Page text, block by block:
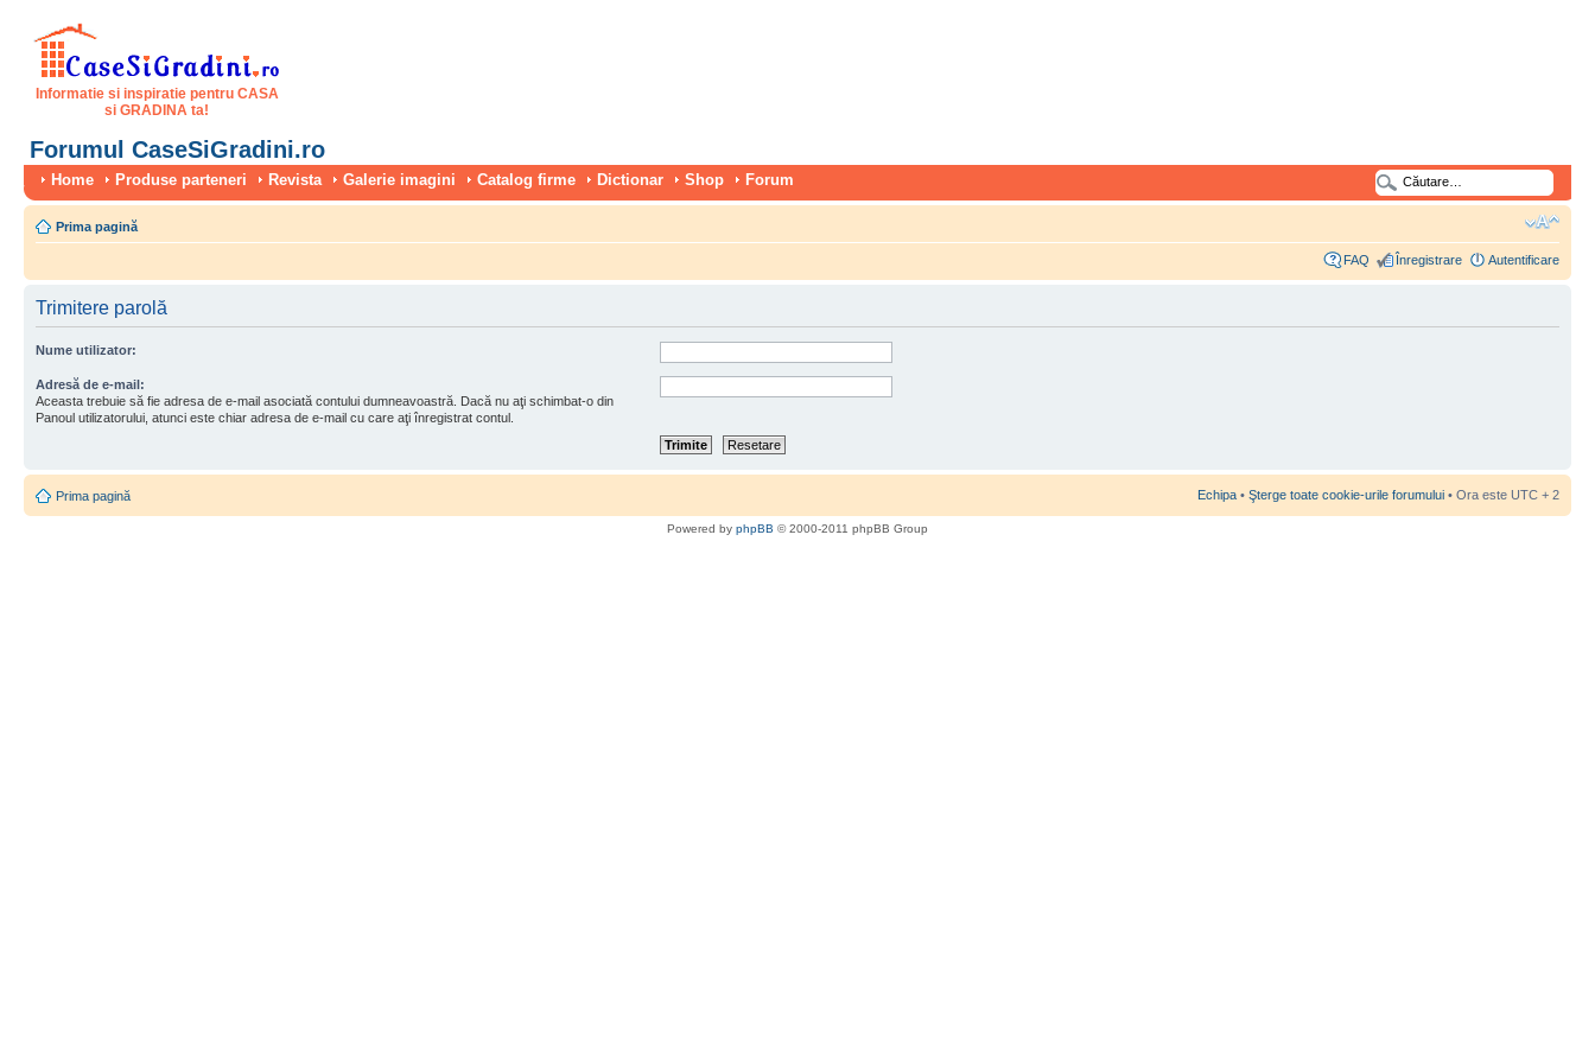
Informatie si inspiratie pentru CASA
si GRADINA ta!
Forumul CaseSiGradini.ro
Home Produse parteneri Revista Galerie imagini Catalog firme Dictionar Shop Forum
Prima pagină
FAQ Înregistrare Autentificare
Trimitere parolă
Nume utilizator:
Adresă de e-mail:
Aceasta trebuie să fie adresa de e-mail asociată contului dumneavoastră. Dacă nu aţi schimbat-o din
Panoul utilizatorului, atunci este chiar adresa de e-mail cu care aţi înregistrat contul.
Prima pagină Echipa • Şterge toate cookie-urile forumului • Ora este UTC + 2
Powered by phpBB © 2000-2011 phpBB Group